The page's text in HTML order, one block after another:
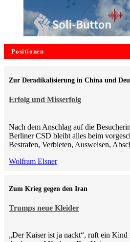
Positionen
Erfolg und Misserfolg
Zur Deradikalisierung in China und
Nach dem Anschlag auf die
Berliner CSD bleibt alles beim
Bestrafen, Verbieten, Ausweisen,
Wolfram Elsner
Trumps neue Kleider
Zum Krieg gegen den Iran
„Der Kaiser ist ja nackt“, ruft ein Kind